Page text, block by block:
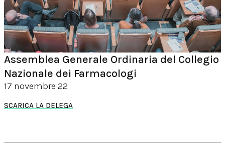
Assemblea Generale Ordinaria del Collegio
Nazionale dei Farmacologi
17 novembre 22
SCARICA LA DELEGA